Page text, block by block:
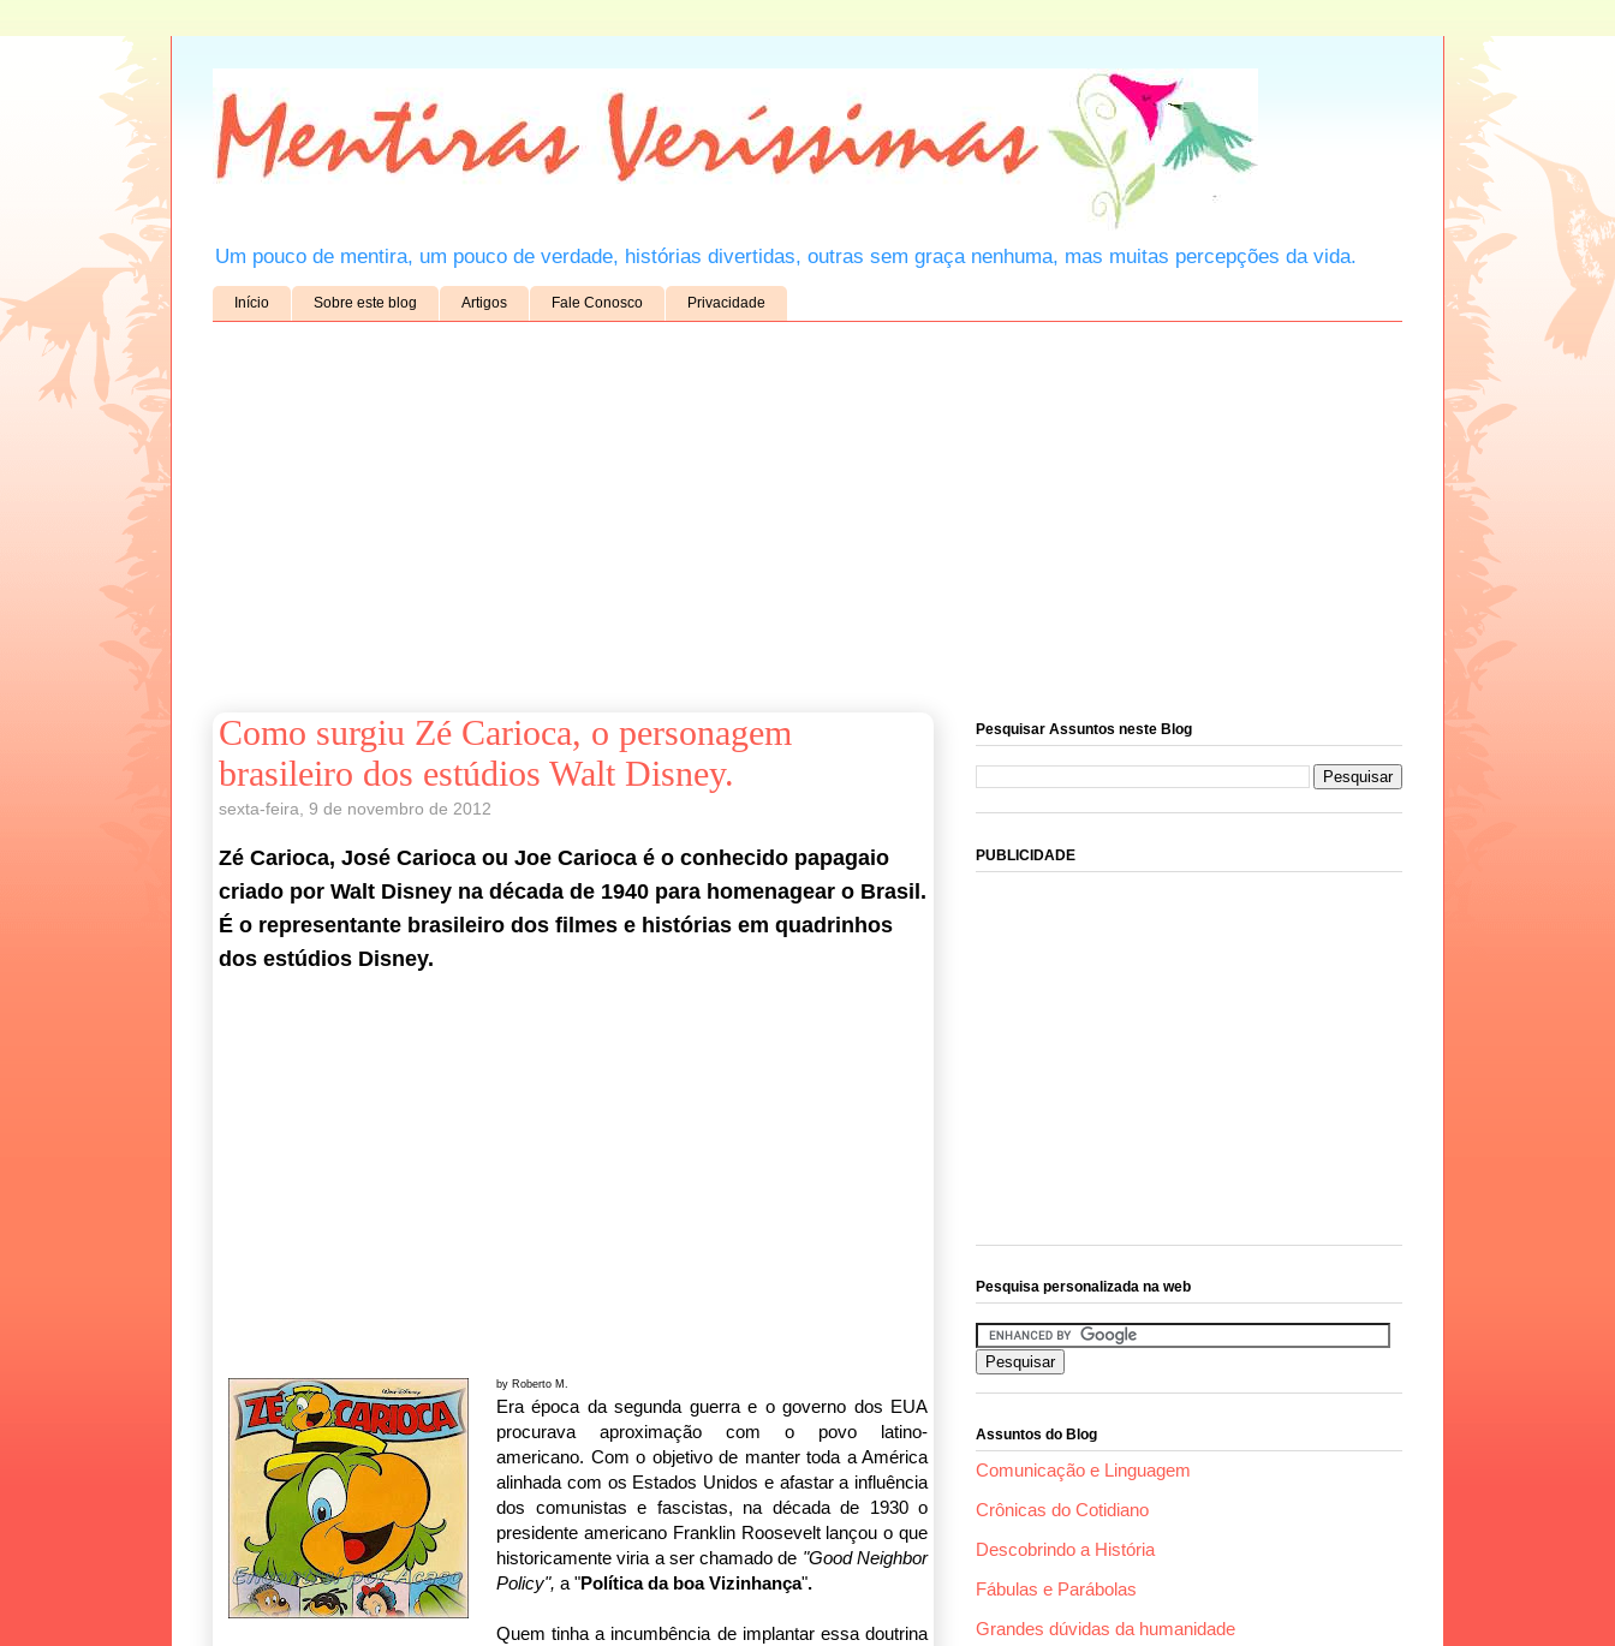
Um pouco de mentira, um pouco de verdade, histórias divertidas, outras sem graça nenhuma, mas muitas percepções da vida.
Início Sobre este blog Artigos Fale Conosco Privacidade
Como surgiu Zé Carioca, o personagem
brasileiro dos estúdios Walt Disney.
sexta-feira, 9 de novembro de 2012
Zé Carioca, José Carioca ou Joe Carioca é o conhecido papagaio
criado por Walt Disney na década de 1940 para homenagear o Brasil.
É o representante brasileiro dos filmes e histórias em quadrinhos
dos estúdios Disney.
by Roberto M.
Era época da segunda guerra e o governo dos EUA
procurava aproximação com o povo latino-
americano. Com o objetivo de manter toda a América
alinhada com os Estados Unidos e afastar a influência
dos comunistas e fascistas, na década de 1930 o
presidente americano Franklin Roosevelt lançou o que
historicamente viria a ser chamado de "Good Neighbor
Policy", a "Política da boa Vizinhança".
Quem tinha a incumbência de implantar essa doutrina
Pesquisar Assuntos neste Blog
PUBLICIDADE
Pesquisa personalizada na web
Assuntos do Blog
Comunicação e Linguagem
Crônicas do Cotidiano
Descobrindo a História
Fábulas e Parábolas
Grandes dúvidas da humanidade